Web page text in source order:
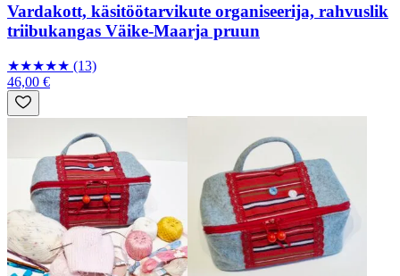
Vardakott, käsitöötarvikute organiseerija, rahvuslik
triibukangas Väike-Maarja pruun
★★★★★ (13)
46,00 €